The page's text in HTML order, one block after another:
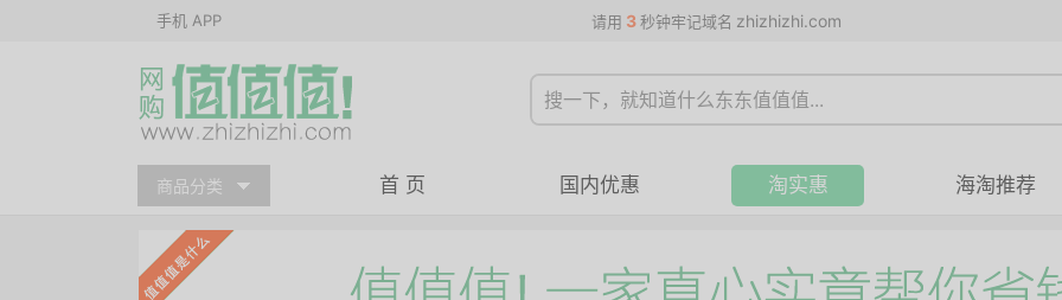
手机 APP 请用 3 秒钟牢记域名 zhizhizhi.com
商品分类 首 页 国内优惠 淘实惠 海淘推荐